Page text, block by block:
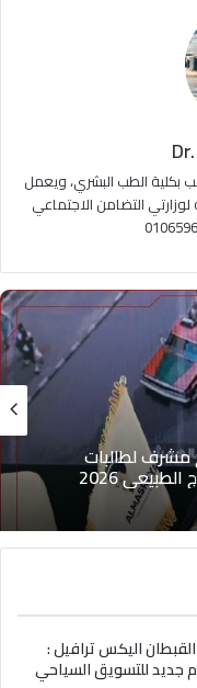
بكلية الطب البشري، ويعمل
التضامن الاجتماعي
لطالبات
اليكس ترافيل :
جديد للتسويق السياحي